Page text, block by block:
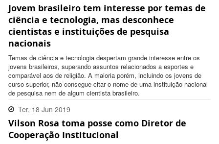
17:07:00 -0300
Jovem brasileiro tem interesse por temas de
ciência e tecnologia, mas desconhece
cientistas e instituições de pesquisa
nacionais
Temas de ciência e tecnologia despertam grande interesse entre os
jovens brasileiros, superando assuntos relacionados a esportes e
comparável aos de religião. A maioria porém, incluindo os jovens de
curso superior, não consegue citar o nome de uma instituição nacional
de pesquisa nem de algum cientista brasileiro.
Ter, 18 Jun 2019
19:14:00 -0300
Vilson Rosa toma posse como Diretor de
Cooperação Institucional